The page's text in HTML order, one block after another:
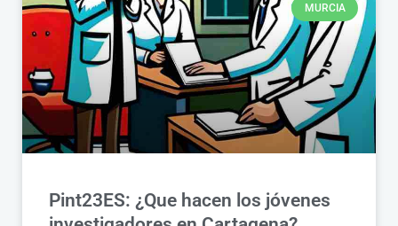
MURCIA
Pint23ES: ¿Que hacen los jóvenes